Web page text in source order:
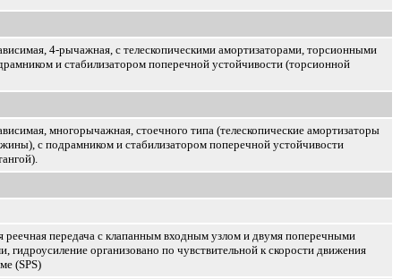
4-рычажная, с телескопическими амортизаторами, торсионными
и стабилизатором поперечной устойчивости (торсионной
многорычажная, стоечного типа (телескопические амортизаторы
с подрамником и стабилизатором поперечной устойчивости
реечная передача с клапанным входным узлом и двумя поперечными
гидроусиление организовано по чувствительной к скорости движения
(SPS)